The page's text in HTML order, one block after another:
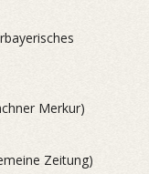
Merkur)
Zeitung)